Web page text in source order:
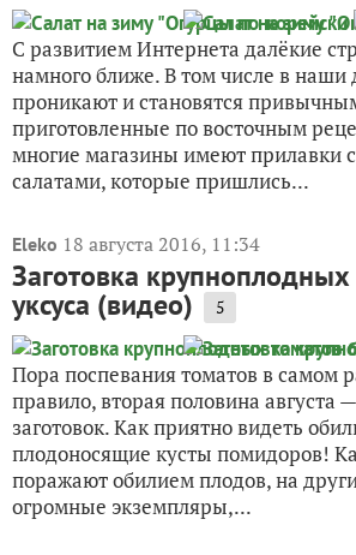
С развитием Интернета далёкие
намного ближе. В том числе в наши
проникают и становятся
приготовленные по восточным
многие магазины имеют прилавки
салатами, которые пришлись...
Eleko 18 августа 2016, 11:34
Заготовка
уксуса (видео) 5
Пора поспевания томатов в самом
правило, вторая половина августа
заготовок. Как приятно видеть
плодоносящие кусты помидоров!
поражают обилием плодов, на
огромные экземпляры,...